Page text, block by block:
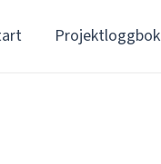
Projektloggbok